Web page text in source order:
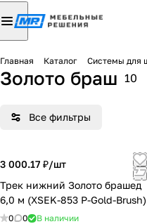
Главная Каталог Системы для
Золото браш 10
Все фильтры
3 000.17 ₽/шт
Трек нижний Золото брашед
6,0 м (XSEK-853 P-Gold-Brush)
0 0 В наличии